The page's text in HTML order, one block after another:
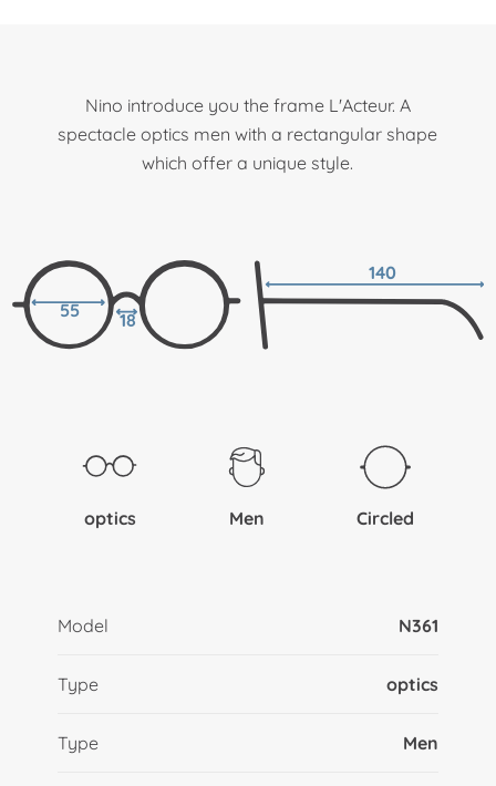
Nino introduce you the frame L'Acteur. A
spectacle optics men with a rectangular shape
which offer a unique style.
55 18
140
optics Men Circled
Model N361
Type optics
Type Men